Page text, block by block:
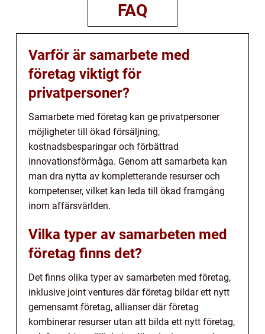
FAQ
Varför är samarbete med
företag viktigt för
privatpersoner?
Samarbete med företag kan ge privatpersoner
möjligheter till ökad försäljning,
kostnadsbesparingar och förbättrad
innovationsförmåga. Genom att samarbeta kan
man dra nytta av kompletterande resurser och
kompetenser, vilket kan leda till ökad framgång
inom affärsvärlden.
Vilka typer av samarbeten med
företag finns det?
Det finns olika typer av samarbeten med företag,
inklusive joint ventures där företag bildar ett nytt
gemensamt företag, allianser där företag
kombinerar resurser utan att bilda ett nytt företag,